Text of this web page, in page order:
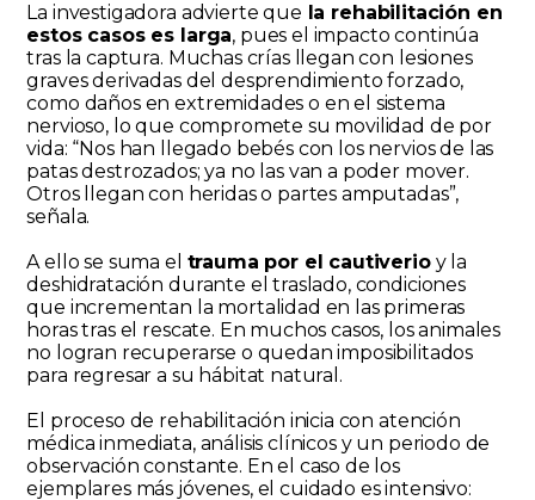
La investigadora advierte que la rehabilitación en
estos casos es larga, pues el impacto continúa
tras la captura. Muchas crías llegan con lesiones
graves derivadas del desprendimiento forzado,
como daños en extremidades o en el sistema
nervioso, lo que compromete su movilidad de por
vida: “Nos han llegado bebés con los nervios de las
patas destrozados; ya no las van a poder mover.
Otros llegan con heridas o partes amputadas”,
señala.
A ello se suma el trauma por el cautiverioy la
deshidratación durante el traslado, condiciones
que incrementan la mortalidad en las primeras
horas tras el rescate. En muchos casos, los animales
no logran recuperarse o quedan imposibilitados
para regresar a su hábitat natural.
El proceso de rehabilitación inicia con atención
médica inmediata, análisis clínicos y un periodo de
observación constante. En el caso de los
ejemplares más jóvenes, el cuidado es intensivo: